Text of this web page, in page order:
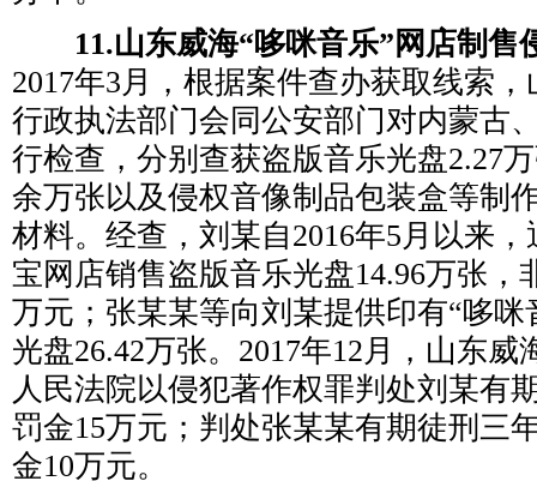
11.山东威海“哆咪音乐”网店制售
2017年3月，根据案件查办获取线索
行政执法部门会同公安部门对内蒙古
行检查，分别查获盗版音乐光盘2.27
余万张以及侵权音像制品包装盒等制
材料。经查，刘某自2016年5月以来
宝网店销售盗版音乐光盘14.96万张，
万元；张某某等向刘某提供印有“哆咪
光盘26.42万张。2017年12月，山东威
人民法院以侵犯著作权罪判处刘某有
罚金15万元；判处张某某有期徒刑三
金10万元。